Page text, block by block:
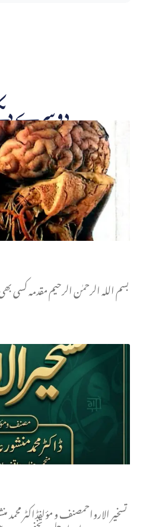
دوسرے
بسم اللہ الرحمٰن الرحیم مقدمہ کسی
تسخير الارواحمصنف و مؤلفڈاکٹر محمد